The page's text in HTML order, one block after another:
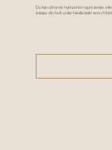
Du kan utforme hytta etter eget ønske,
å skape din helt unike familieskatt av en